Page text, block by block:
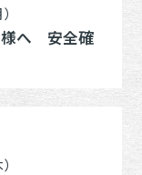
様へ 安全確